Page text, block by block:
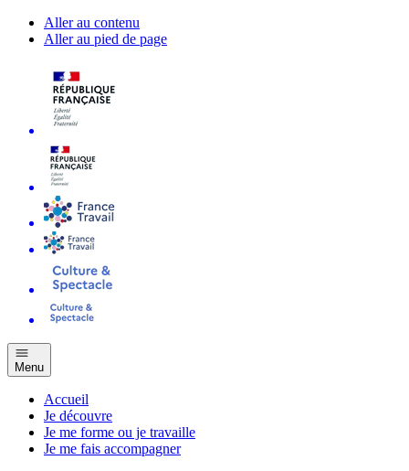
Aller au contenu
Aller au pied de page
Menu
Accueil
Je découvre
Je me forme ou je travaille
Je me fais accompagner